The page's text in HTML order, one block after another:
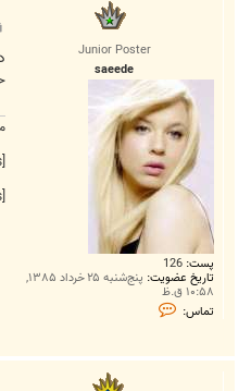
1
Junior Poster
saeede
پست: 126
تاریخ عضویت: پنج‌شنبه ۲۵ خرداد ۱۳۸۵,
۱۰:۵۸ ق.ظ
تماس:
s
[External Link Removed for Guests]
[External Link Removed for Guests]